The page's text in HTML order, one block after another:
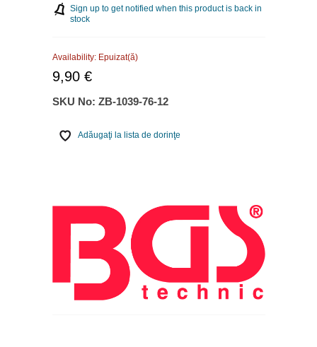
Sign up to get notified when this product is back in
stock
Availability: Epuizat(ă)
9,90 €
SKU No: ZB-1039-76-12
Adăugaţi la lista de dorinţe